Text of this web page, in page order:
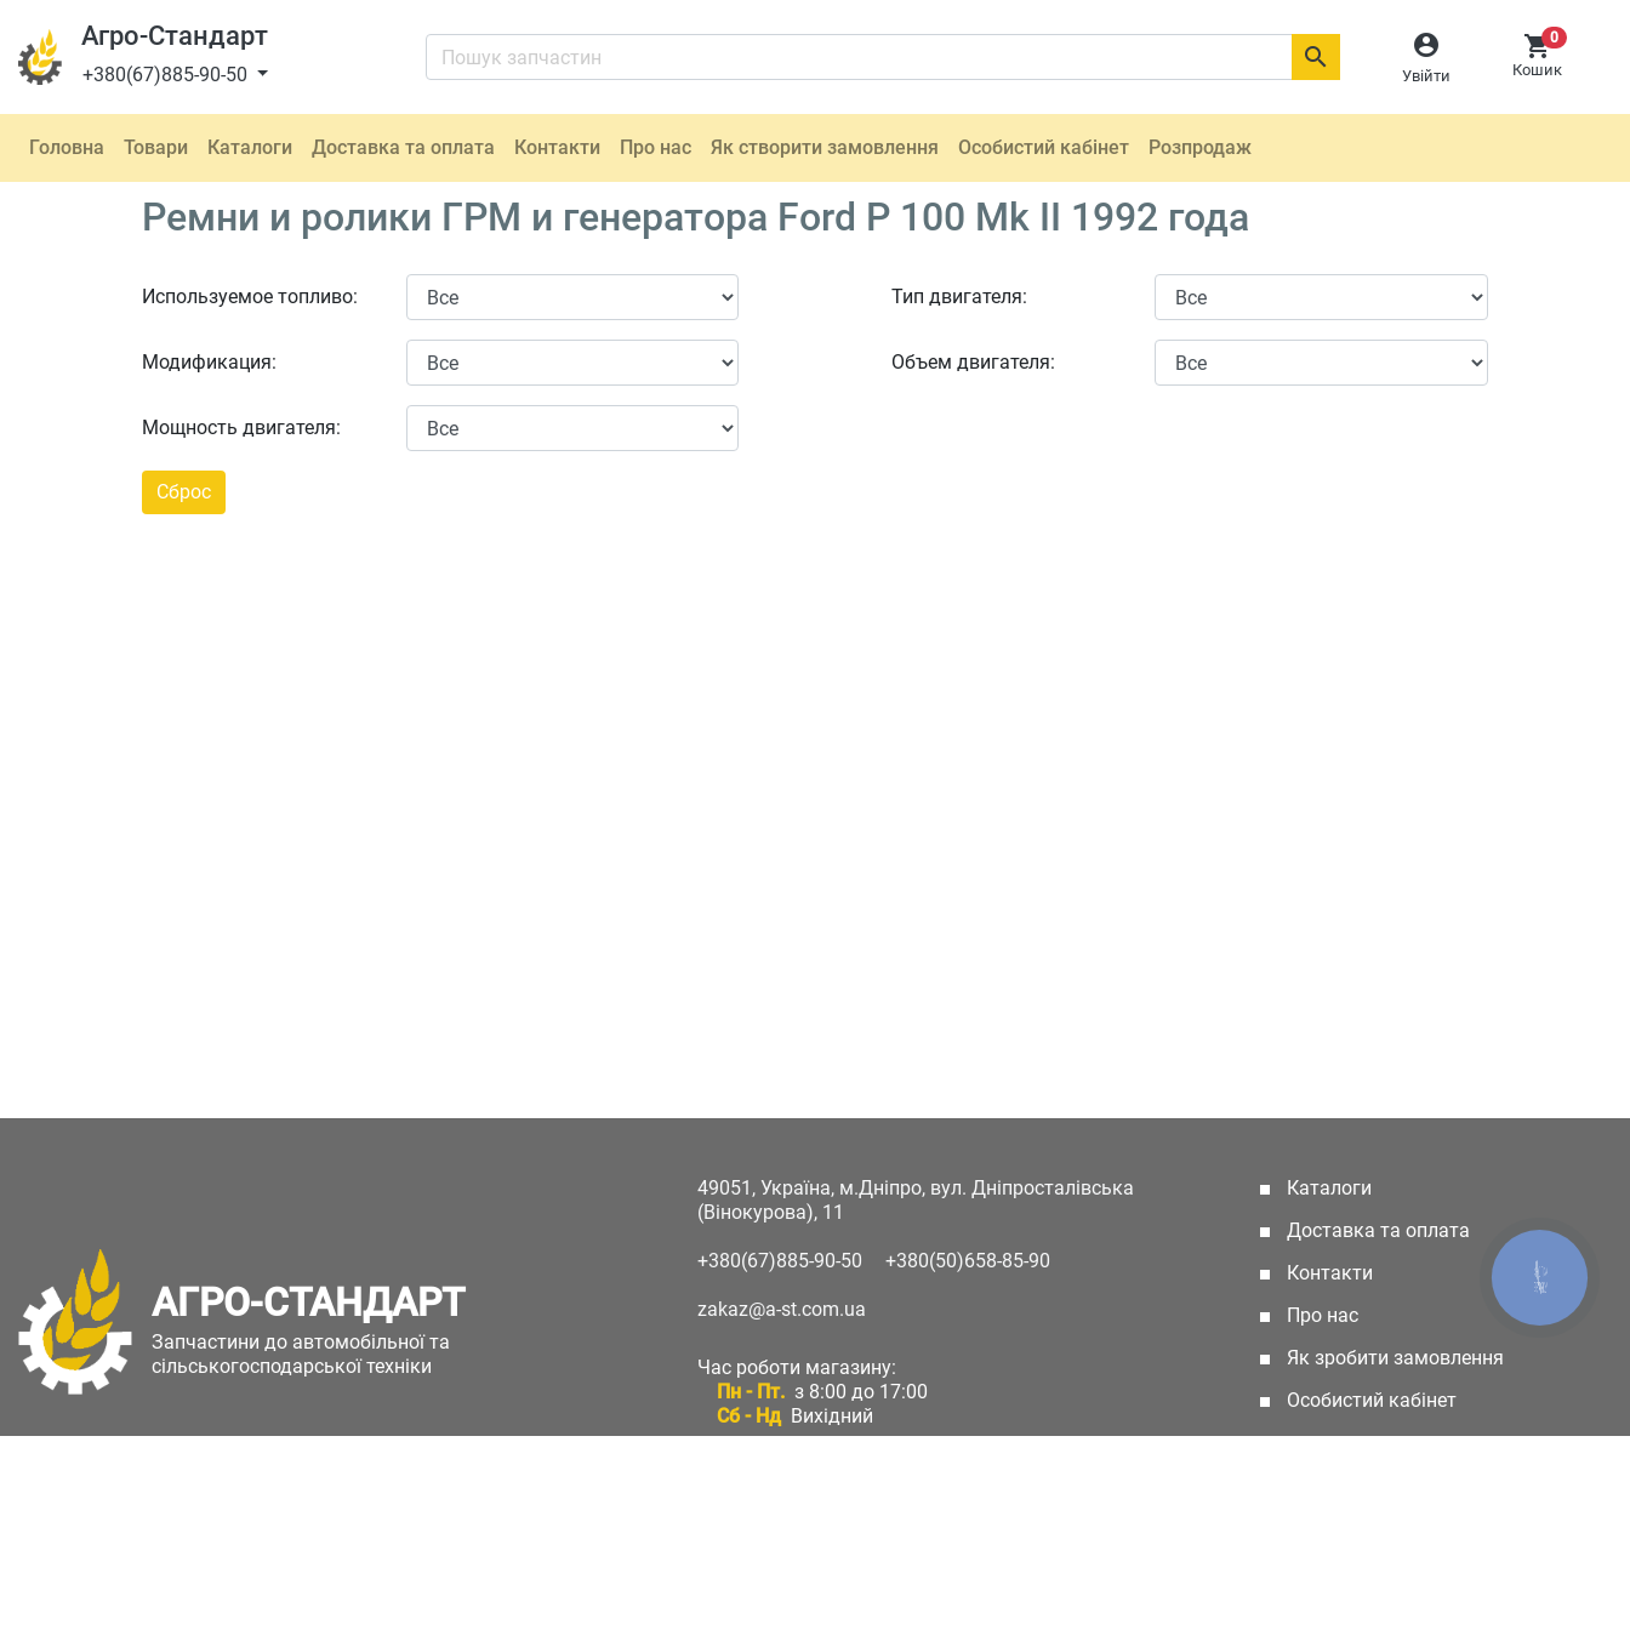
Агро-Стандарт
+380(67)885-90-50

Увійти
0
Кошик

Головна Товари Каталоги Доставка та оплата Контакти Про нас Як створити замовлення Особистий кабінет Розпродаж
Ремни и ролики ГРМ и генератора Ford P 100 Mk II 1992 года
Используемое топливо:
Модификация:
Мощность двигателя:
Тип двигателя:
Объем двигателя:
АГРО-СТАНДАРТ
Запчастини до автомобільної та
сільськогосподарської техніки
49051, Україна, м.Дніпро, вул. Дніпросталівська
(Вінокурова), 11
+380(67)885-90-50 +380(50)658-85-90
zakaz@a-st.com.ua
Час роботи магазину:
Пн - Пт. з 8:00 до 17:00
Сб - Нд Вихідний
Каталоги
Доставка та оплата
Контакти
Про нас
Як зробити замовлення
Особистий кабінет
КНОПКА
ЗВ'ЯЗКУ